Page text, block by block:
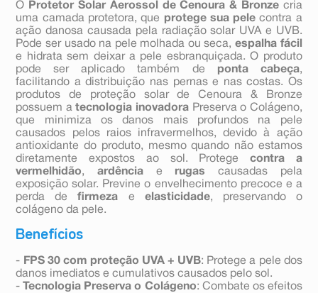
O Protetor Solar Aerossol de Cenoura & Bronzecria
uma camada protetora, que protege sua pele contra a
ação danosa causada pela radiação solar UVA e UVB.
Pode ser usado na pele molhada ou seca,espalha fácil
e hidrata sem deixar a pele esbranquiçada. O produto
pode ser aplicado também de
ponta cabeça,
facilitando a distribuição nas pernas e nas costas. Os
produtos de proteção solar de Cenoura & Bronze
possuem atecnologia inovadora Preserva o Colágeno,
que minimiza os danos mais profundos na pele
causados pelos raios infravermelhos, devido à ação
antioxidante do produto, mesmo quando não estamos
diretamente expostos ao sol. Protege contra a
vermelhidão,ardência e rugas causadas pela
exposição solar. Previne o envelhecimento precoce e a
perda defirmeza e elasticidade, preservando o
colágeno da pele.
Benefícios
- FPS 30 com proteção UVA + UVB: Protege a pele dos
danos imediatos e cumulativos causados pelo sol.
-
Tecnologia Preserva o Colágeno: Combate os efeitos